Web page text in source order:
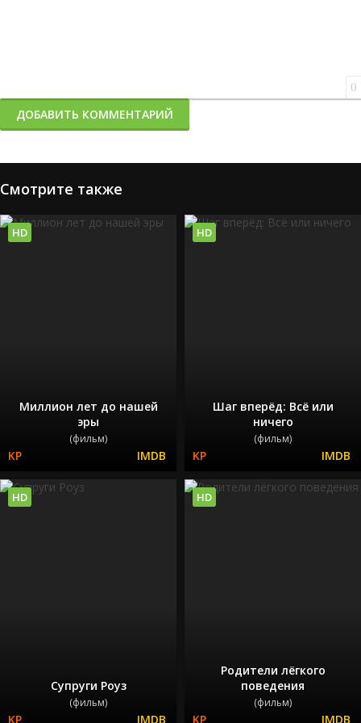
0
ДОБАВИТЬ КОММЕНТАРИЙ
Смотрите также
Миллион лет до нашей
эры
(фильм)
HD
Шаг вперёд: Всё или
ничего
(фильм)
HD
Супруги Роуз
(фильм)
HD
Родители лёгкого
поведения
(фильм)
HD